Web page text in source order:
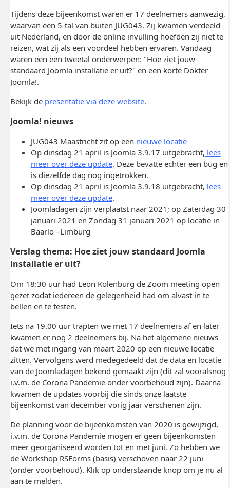
Tijdens deze bijeenkomst waren er 17 deelnemers aanwezig,
waarvan een 5-tal van buiten JUG043. Zij kwamen verdeeld
uit Nederland, en door de online invulling hoefden zij niet te
reizen, wat zij als een voordeel hebben ervaren. Vandaag
waren een een tweetal onderwerpen: "Hoe ziet jouw
standaard Joomla installatie er uit?" en een korte Dokter
Joomla!.
Bekijk de presentatie via deze website.
Joomla! nieuws
JUG043 Maastricht zit op een nieuwe locatie
Op dinsdag 21 april is Joomla 3.9.17 uitgebracht, lees
meer over deze update. Deze bevatte echter een bug en
is diezelfde dag nog ingetrokken.
Op dinsdag 21 april is Joomla 3.9.18 uitgebracht, lees
meer over deze update.
Joomladagen zijn verplaatst naar 2021; op Zaterdag 30
januari 2021 en Zondag 31 januari 2021 op locatie in
Baarlo –Limburg
Verslag thema: Hoe ziet jouw standaard Joomla
installatie er uit?
Om 18:30 uur had Leon Kolenburg de Zoom meeting open
gezet zodat iedereen de gelegenheid had om alvast in te
bellen en te testen.
Iets na 19.00 uur trapten we met 17 deelnemers af en later
kwamen er nog 2 deelnemers bij. Na het algemene nieuws
dat we met ingang van maart 2020 op een nieuwe locatie
zitten. Vervolgens werd medegedeeld dat de data en locatie
van de Joomladagen bekend gemaakt zijn (dit zal vooralsnog
i.v.m. de Corona Pandemie onder voorbehoud zijn). Daarna
kwamen de updates voorbij die sinds onze laatste
bijeenkomst van december vorig jaar verschenen zijn.
De planning voor de bijeenkomsten van 2020 is gewijzigd,
i.v.m. de Corona Pandemie mogen er geen bijeenkomsten
meer georganiseerd worden tot en met juni. Zo hebben we
de Workshop RSForms (basis) verschoven naar 22 juni
(onder voorbehoud). Klik op onderstaande knop om je nu al
aan te melden.